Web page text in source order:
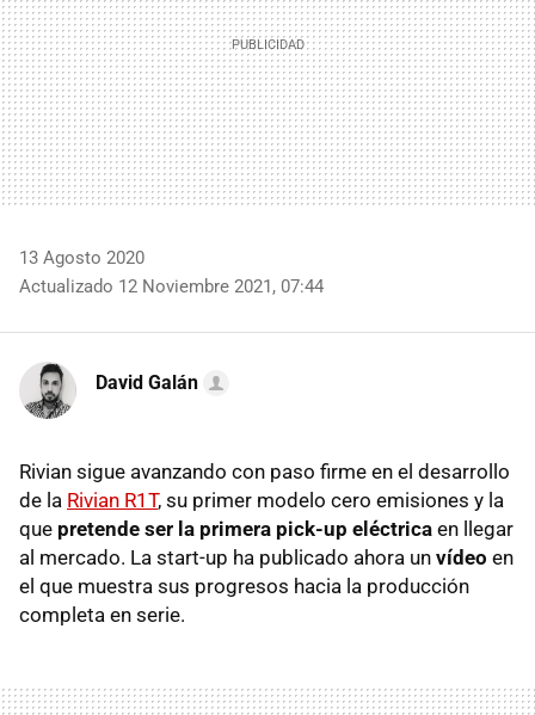
13 Agosto 2020
Actualizado 12 Noviembre 2021, 07:44
David Galán
Rivian sigue avanzando con paso firme en el desarrollo
de la Rivian R1T, su primer modelo cero emisiones y la
que pretende ser la primera pick-up eléctrica en llegar
al mercado. La start-up ha publicado ahora un vídeo en
el que muestra sus progresos hacia la producción
completa en serie.